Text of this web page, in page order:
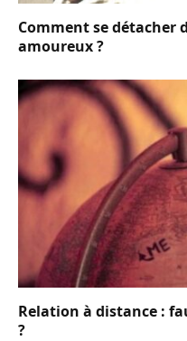
Comment se détacher
amoureux ?
Relation à distance :
?